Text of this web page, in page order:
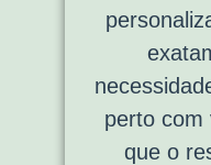
perto com
que o